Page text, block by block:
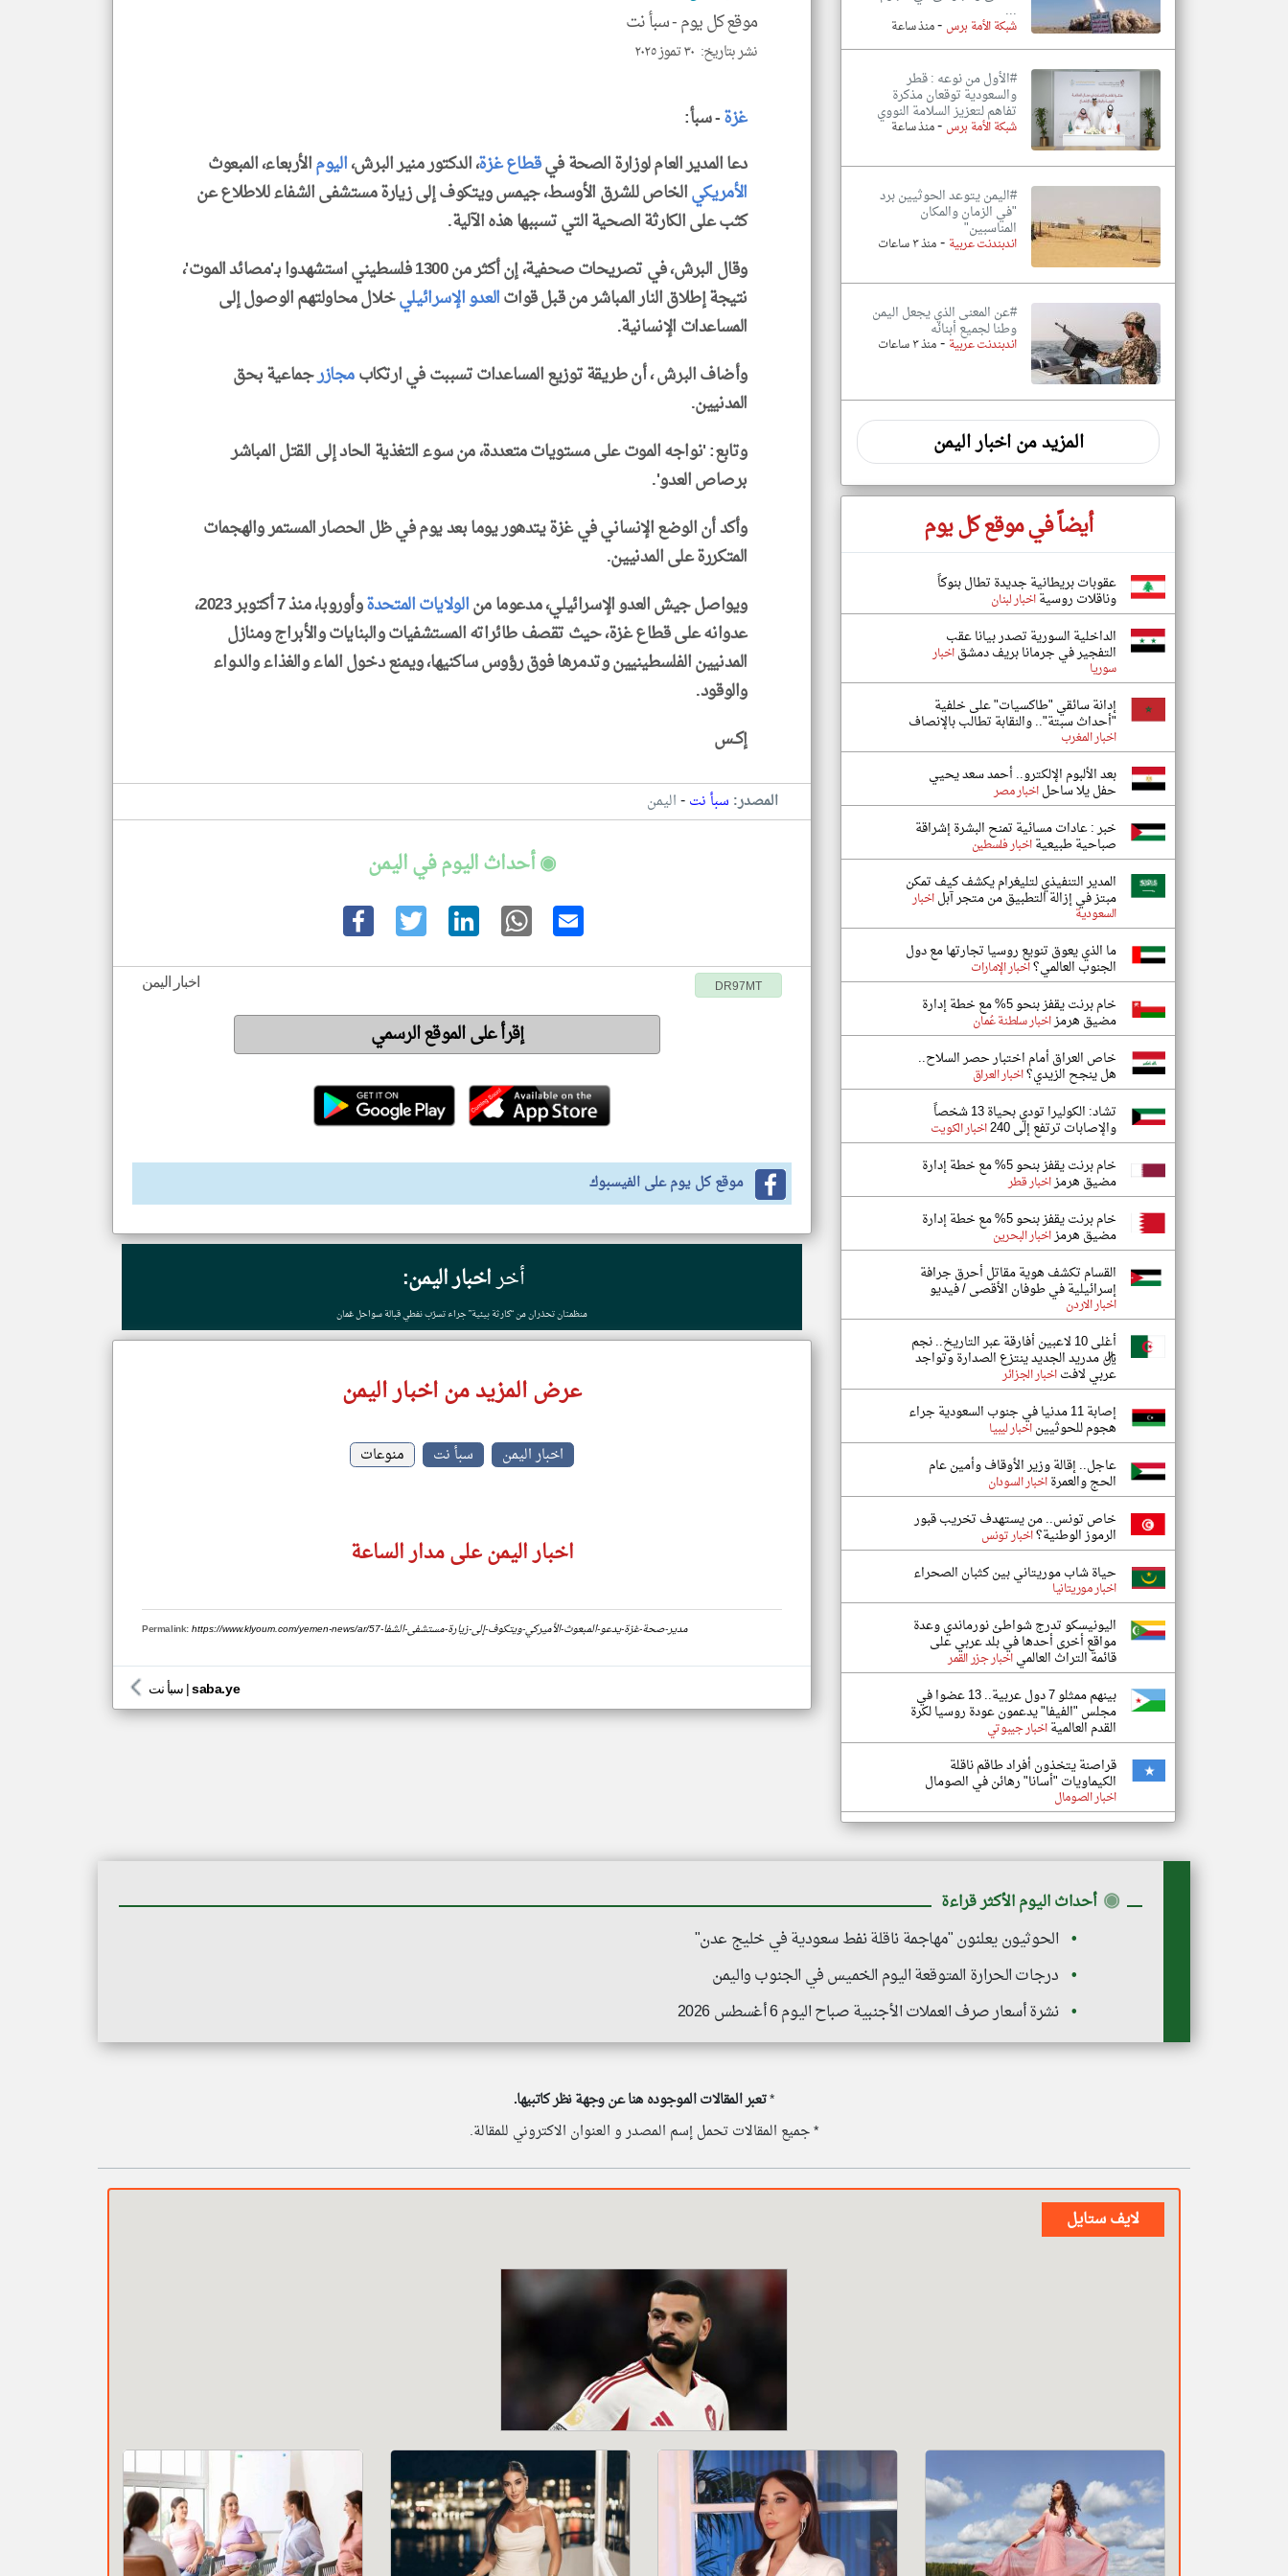
موقع كل يوم -سبأ نت
نشر بتاريخ: ٣٠ تموز ٢٠٢٥
غزة- سبأ:
دعا المدير العام لوزارة الصحة فيقطاع غزة، الدكتور منير البرش،اليومالأربعاء، المبعوث
الأمريكيالخاص للشرق الأوسط، جيمس ويتكوف إلى زيارة مستشفى الشفاء للاطلاع عن
كثب على الكارثة الصحية التي تسببها هذه الآلية.
وقال البرش، في تصريحات صحفية، إن أكثر من 1300 فلسطيني استشهدوا بـ'مصائد الموت'،
نتيجة إطلاق النار المباشر من قبل قواتالعدو الإسرائيليخلال محاولتهم الوصول إلى
المساعدات الإنسانية.
وأضاف البرش ، أن طريقة توزيع المساعدات تسببت في ارتكابمجازرجماعية بحق
المدنيين.
وتابع: 'نواجه الموت على مستويات متعددة، من سوء التغذية الحاد إلى القتل المباشر
برصاص العدو'.
وأكد أن الوضع الإنساني في غزة يتدهور يوما بعد يوم في ظل الحصار المستمر والهجمات
المتكررة على المدنيين.
ويواصل جيش العدو الإسرائيلي، مدعوما منالولايات المتحدة
وأوروبا، منذ 7 أكتوبر 2023،
عدوانه على قطاع غزة، حيث تقصف طائراته المستشفيات والبنايات والأبراج ومنازل
المدنيين الفلسطينيين وتدمرها فوق رؤوس ساكنيها، ويمنع دخول الماء والغذاء والدواء
والوقود.
إكــس
المصدر: سبأ نت-اليمن
◉ أحداث اليوم في اليمن
اخبار اليمن DR97MT
إقرأ على الموقع الرسمي
موقع كل يوم على الفيسبوك
أخراخبار اليمن:
منظمتان تحذران من “كارثة بيئية” جراء تسرّب نفطي قبالة سواحل عُمان
عرض المزيد من اخبار اليمن
اخبار اليمن سبأ نت منوعات
اخبار اليمن على مدار الساعة
Permalink: https://www.klyoum.com/yemen-news/ar/57-مدير-صحة-غزة-يدعو-المبعوث-الأميركي-ويتكوف-إلى-زيارة-مستشفى-الشفا
سبأ نت |saba.ye
...
شبكة الأمة برس -منذ ساعة
#الأول من نوعه : قطر
والسعودية توقعان مذكرة
تفاهم لتعزيز السلامة النووي
شبكة الأمة برس -منذ ساعة
#اليمن يتوعد الحوثيين برد
"في الزمان والمكان
المناسبين"
اندبندنت عربية -منذ ٣ ساعات
#عن المعنى الذي يجعل اليمن
وطنا لجميع أبنائه
اندبندنت عربية -منذ ٣ ساعات
المزيد من اخبار اليمن
أيضاً في موقع كل يوم
عقوبات بريطانية جديدة تطال بنوكاً
وناقلات روسيةاخبار لبنان
الداخلية السورية تصدر بيانا عقب
التفجير في جرمانا بريف دمشقاخبار
سوريا
إدانة سائقي "طاكسيات" على خلفية
"أحداث سبتة".. والنقابة تطالب بالإنصاف
اخبار المغرب
بعد الألبوم الإلكترو.. أحمد سعد يحيي
حفل يلا ساحلاخبار مصر
خبر : عادات مسائية تمنح البشرة إشراقة
صباحية طبيعيةاخبار فلسطين
المدير التنفيذي لتليغرام يكشف كيف تمكن
مبتز في إزالة التطبيق من متجر آبلاخبار
السعودية
ما الذي يعوق تنويع روسيا تجارتها مع دول
الجنوب العالمي؟اخبار الإمارات
خام برنت يقفز بنحو 5% مع خطة إدارة
مضيق هرمزاخبار سلطنة عُمان
خاص العراق أمام اختبار حصر السلاح..
هل ينجح الزيدي؟اخبار العراق
تشاد: الكوليرا تودي بحياة 13 شخصاً
والإصابات ترتفع إلى 240 اخبار الكويت
خام برنت يقفز بنحو 5% مع خطة إدارة
مضيق هرمزاخبار قطر
خام برنت يقفز بنحو 5% مع خطة إدارة
مضيق هرمزاخبار البحرين
القسام تكشف هوية مقاتل أحرق جرافة
إسرائيلية في طوفان الأقصى / فيديو
اخبار الاردن
أغلى 10 لاعبين أفارقة عبر التاريخ.. نجم
ريال مدريد الجديد ينتزع الصدارة وتواجد
عربي لافتاخبار الجزائر
إصابة 11 مدنيا في جنوب السعودية جراء
هجوم للحوثييناخبار ليبيا
عاجل.. إقالة وزير الأوقاف وأمين عام
الحج والعمرةاخبار السودان
خاص تونس.. من يستهدف تخريب قبور
الرموز الوطنية؟اخبار تونس
حياة شاب موريتاني بين كثبان الصحراء
اخبار موريتانيا
اليونيسكو تدرج شواطئ نورماندي وعدة
مواقع أخرى أحدها في بلد عربي على
قائمة التراث العالمياخبار جزر القمر
بينهم ممثلو 7 دول عربية.. 13 عضوا في
مجلس "الفيفا" يدعمون عودة روسيا لكرة
القدم العالميةاخبار جيبوتي
قراصنة يتخذون أفراد طاقم ناقلة
الكيماويات "أسانا" رهائن في الصومال
اخبار الصومال
◉ أحداث اليوم الأكثر قراءة
الحوثيون يعلنون "مهاجمة ناقلة نفط سعودية في خليج عدن"
درجات الحرارة المتوقعة اليوم الخميس في الجنوب واليمن
نشرة أسعار صرف العملات الأجنبية صباح اليوم 6 أغسطس 2026
*تعبر المقالات الموجوده هنا عن وجهة نظر كاتبيها.
* جميع المقالات تحمل إسم المصدر و العنوان الاكتروني للمقالة.
لايف ستايل
klyoum.com